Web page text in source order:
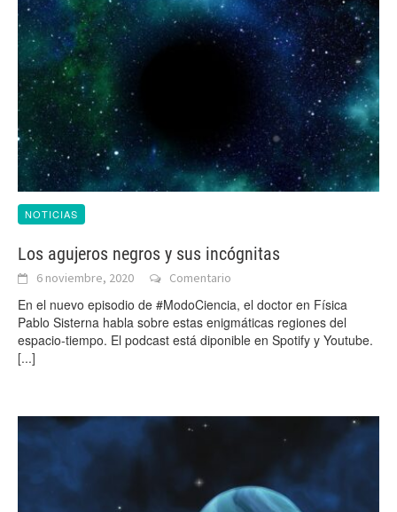
NOTICIAS
Los agujeros negros y sus incógnitas
6 noviembre, 2020 Comentario
En el nuevo episodio de #ModoCiencia, el doctor en Física
Pablo Sisterna habla sobre estas enigmáticas regiones del
espacio-tiempo. El podcast está diponible en Spotify y Youtube.
[...]